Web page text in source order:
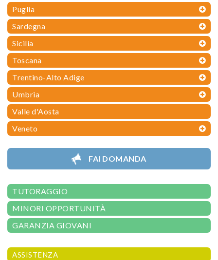
Puglia
Sardegna
Sicilia
Toscana
Trentino-Alto Adige
Umbria
Valle d'Aosta
Veneto
FAI DOMANDA
TUTORAGGIO
MINORI OPPORTUNITÀ
GARANZIA GIOVANI
ASSISTENZA